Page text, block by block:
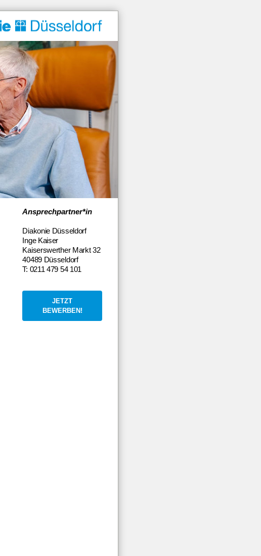
Ansprechpartner*in
Diakonie Düsseldorf
Inge Kaiser
Kaiserswerther Markt 32
40489 Düsseldorf
T: 0211 479 54 101
JETZT
BEWERBEN!